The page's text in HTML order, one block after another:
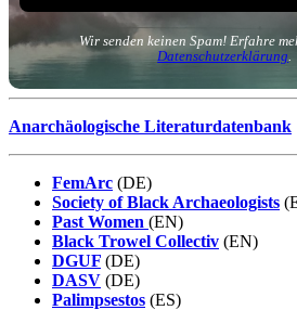
Wir senden keinen Spam! Erfahre
Datenschutzerklärung
Anarchäologische Literaturdatenbank
FemArc (DE)
Society of Black Archaeologists
Past Women (EN)
Black Trowel Collectiv (EN)
DGUF (DE)
DASV (DE)
Palimpsestos (ES)